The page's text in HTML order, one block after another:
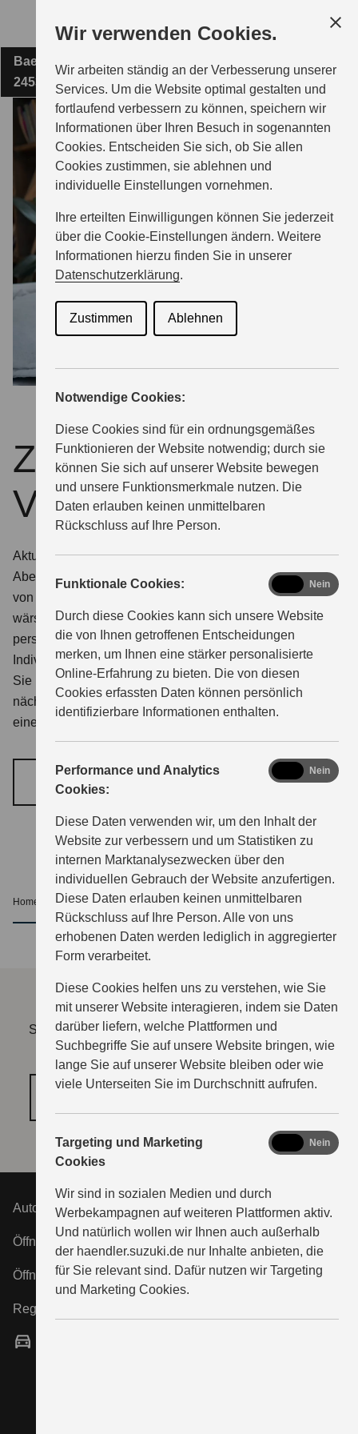
Wir verwenden Cookies.
Wir arbeiten ständig an der Verbesserung unserer
Services. Um die Website optimal gestalten und
fortlaufend verbessern zu können, speichern wir
Informationen über Ihren Besuch in sogenannten
Cookies. Entscheiden Sie sich, ob Sie allen
Cookies zustimmen, sie ablehnen und
individuelle Einstellungen vornehmen.
Ihre erteilten Einwilligungen können Sie jederzeit
über die Cookie-Einstellungen ändern. Weitere
Informationen hierzu finden Sie in unserer
Datenschutzerklärung.
Zustimmen Ablehnen
Notwendige Cookies:
Diese Cookies sind für ein ordnungsgemäßes
Funktionieren der Website notwendig; durch sie
können Sie sich auf unserer Website bewegen
und unsere Funktionsmerkmale nutzen. Die
Daten erlauben keinen unmittelbaren
Rückschluss auf Ihre Person.
Funktionale Cookies:
Durch diese Cookies kann sich unsere Website
die von Ihnen getroffenen Entscheidungen
merken, um Ihnen eine stärker personalisierte
Online-Erfahrung zu bieten. Die von diesen
Cookies erfassten Daten können persönlich
identifizierbare Informationen enthalten.
functional
Nein
Performance und Analytics
Cookies:
Diese Daten verwenden wir, um den Inhalt der
Website zur verbessern und um Statistiken zu
internen Marktanalysezwecken über den
individuellen Gebrauch der Website anzufertigen.
Diese Daten erlauben keinen unmittelbaren
Rückschluss auf Ihre Person. Alle von uns
erhobenen Daten werden lediglich in aggregierter
Form verarbeitet.
Diese Cookies helfen uns zu verstehen, wie Sie
mit unserer Website interagieren, indem sie Daten
darüber liefern, welche Plattformen und
Suchbegriffe Sie auf unsere Website bringen, wie
lange Sie auf unserer Website bleiben oder wie
viele Unterseiten Sie im Durchschnitt aufrufen.
analyticsNein
Targeting und Marketing
Cookies
Wir sind in sozialen Medien und durch
Werbekampagnen auf weiteren Plattformen aktiv.
Und natürlich wollen wir Ihnen auch außerhalb
der haendler.suzuki.de nur Inhalte anbieten, die
für Sie relevant sind. Dafür nutzen wir Targeting
und Marketing Cookies.
marketing
Nein
Hauptinhalt
AUTOHAUS ASCHKAR GMBH
MODELLE
ZUBEHÖR
BERATUNG & KAUF
GESCHÄFTSKUNDEN
Baeyerstraße 9
24536 Neumünster
Zurzeit keine
Veranstaltung.
Aktuell stehen bei uns keine Events unmittelbar bevor.
Aber das kann sich schnell ändern. Es lohnt sich also,
von Zeit zu Zeit auf dieser Seite reinzuschauen. Wie
wärs in der Zwischenzeit mit einem Event für Sie ganz
persönlich:
Individuelle Beratung zu Ihrem Wunschmodell.
Sie möchten Ihr favorisiertes Suzuki Modell aus
nächster Nähe kennenlernen? Wir organisieren gerne
eine persönliche Beratung und eine Probefahrt für Sie.
TERMIN VEREINBAREN
Home Service Events nach oben
Sie müssen erst die Kategorie "Funktionale Cookies"
freischalten.
Autohaus Aschkar GmbH
Öffnungszeiten Verkauf:
Öffnungszeiten Service:
Registergericht: